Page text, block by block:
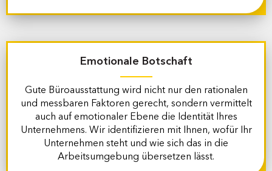
Emotionale Botschaft
Gute Büroausstattung wird nicht nur den rationalen
und messbaren Faktoren gerecht, sondern vermittelt
auch auf emotionaler Ebene die Identität Ihres
Unternehmens. Wir identifizieren mit Ihnen, wofür Ihr
Unternehmen steht und wie sich das in die
Arbeitsumgebung übersetzen lässt.